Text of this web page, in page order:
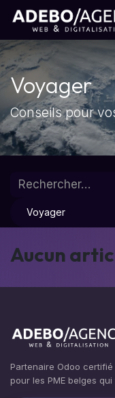
Voyager
Conseils pour
Voyager
Aucun
Partenaire Odoo certifié
pour les PME belges